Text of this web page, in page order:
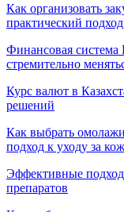
Как организовать
практический
Финансовая система
стремительно
Курс валют в
решений
Как выбрать
подход к уходу за
Эффективные
препаратов